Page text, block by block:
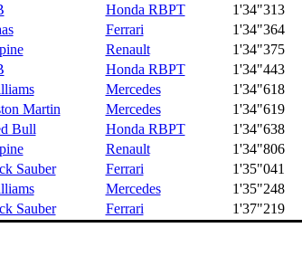
Honda RBPT 1'34"313
Ferrari 1'34"364
Renault 1'34"375
Honda RBPT 1'34"443
Mercedes 1'34"618
Martin Mercedes 1'34"619
Bull Honda RBPT 1'34"638
Renault 1'34"806
Sauber Ferrari 1'35"041
Mercedes 1'35"248
Sauber Ferrari 1'37"219